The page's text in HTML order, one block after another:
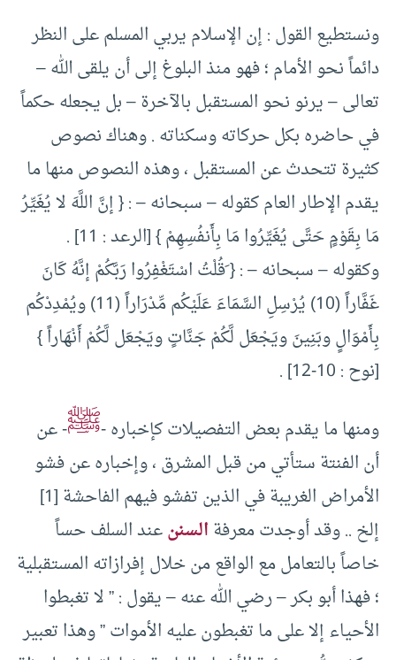
ونستطيع القول : إن الإسلام يربي المسلم على النظر
دائماً نحو الأمام ؛ فهو منذ البلوغ إلى أن يلقى الله –
تعالى – يرنو نحو المستقبل بالآخرة – بل يجعله حكماً
في حاضره بكل حركاته وسكناته . وهناك نصوص
كثيرة تتحدث عن المستقبل ، وهذه النصوص منها ما
يقدم الإطار العام كقوله – سبحانه – : { إنَّ اللَّهَ لا يُغَيِّرُ
مَا بِقَوْمٍ حَتَّى يُغَيِّرُوا مَا بِأَنفُسِهِمْ } [الرعد : 11] .
وكقوله – سبحانه – : { َقُلْتُ اسْتَغْفِرُوا رَبَّكُمْ إنَّهُ كَانَ
غَفَّاراً (10) يُرْسِلِ السَّمَاءَ عَلَيْكُم مِّدْرَاراً (11) ويُمْدِدْكُم
بِأَمْوَالٍ وبَنِينَ ويَجْعَل لَّكُمْ جَنَّاتٍ ويَجْعَل لَّكُمْ أَنْهَاراً }
[نوح : 10-12] .
ومنها ما يقدم بعض التفصيلات كإخباره -ﷺ- عن
أن الفنتة ستأتي من قبل المشرق ، وإخباره عن فشو
الأمراض الغريبة في الذين تفشو فيهم الفاحشة [1]
إلخ .. وقد أوجدت معرفةالسننعند السلف حساً
خاصاً بالتعامل مع الواقع من خلال إفرازاته المستقبلية
؛ فهذا أبو بكر – رضي الله عنه – يقول : ” لا تغبطوا
الأحياء إلا على ما تغبطون عليه الأموات ” وهذا تعبير